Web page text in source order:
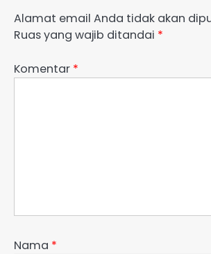
Alamat email Anda tidak akan
Ruas yang wajib ditandai *
Komentar *
Nama *